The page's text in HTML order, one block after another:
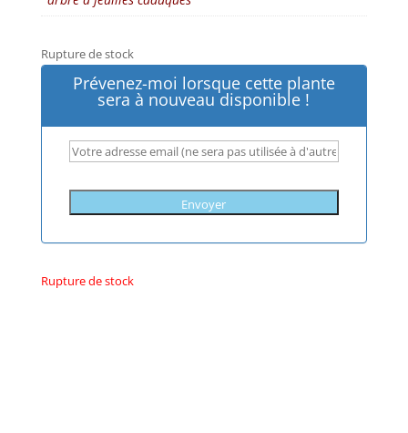
Rupture de stock
Prévenez-moi lorsque cette plante
sera à nouveau disponible !
Rupture de stock